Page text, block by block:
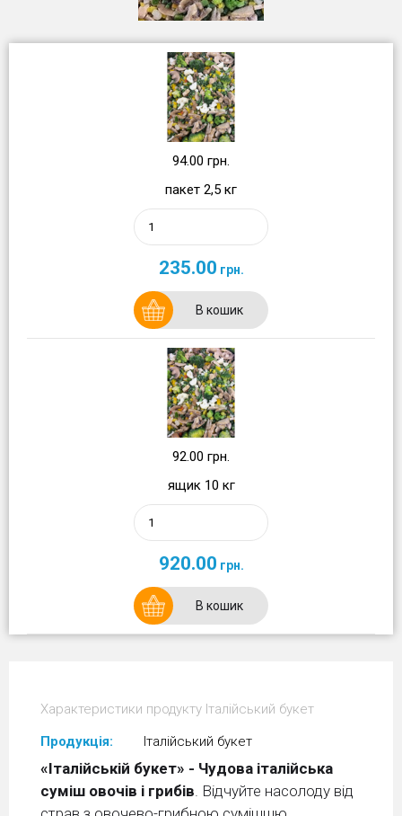
94.00 грн.
пакет 2,5 кг
235.00 грн.
В кошик
92.00 грн.
ящик 10 кг
920.00 грн.
В кошик
Характеристики продукту Італійський букет
Продукція:
Італійський букет
«Італійській букет» - Чудова італійська
суміш овочів і грибів. Відчуйте насолоду від